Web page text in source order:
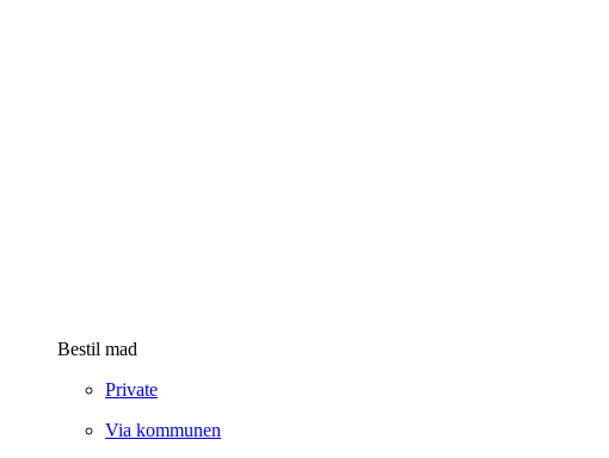
Bestil mad
Private
Via kommunen